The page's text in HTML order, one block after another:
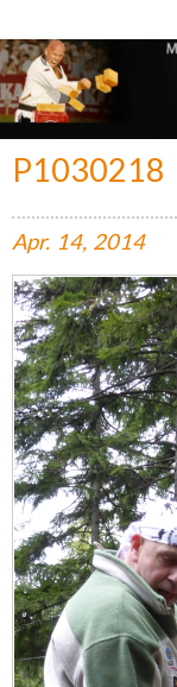
P1030218
Apr. 14, 2014